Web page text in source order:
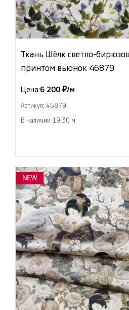
Ткань Шёлк светло-
принтом вьюнок 46879
Цена:6 200 ₽/м
Артикул: 46879
В наличии 19.30 м
NEW